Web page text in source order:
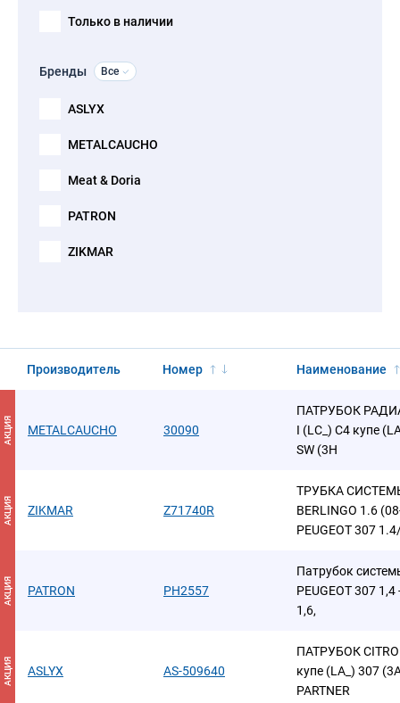
Только в наличии
Бренды Все
ASLYX
METALCAUCHO
Meat & Doria
PATRON
ZIKMAR
Производитель Номер Наименование
АКЦИЯ METALCAUCHO 30090
ПАТРУБОК
I (LC_) C4 купе
SW (3H
АКЦИЯ ZIKMAR Z71740R
ТРУБКА
BERLINGO 1.6
PEUGEOT 307
АКЦИЯ PATRON PH2557
Патрубок
PEUGEOT 307 1,4
1,6,
АКЦИЯ ASLYX AS-509640
ПАТРУБОК
купе (LA_) 307
PARTNER